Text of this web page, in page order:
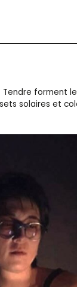
forment
solaires et